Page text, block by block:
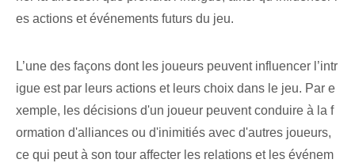
es actions et événements futurs du jeu.
L’une des façons dont les joueurs peuvent influencer l’intr
igue est par leurs actions et leurs choix dans le jeu. Par e
xemple, les décisions d'un joueur peuvent conduire à la f
ormation d'alliances ou d'inimitiés avec d'autres joueurs,
ce qui peut à son tour affecter les relations et les événem